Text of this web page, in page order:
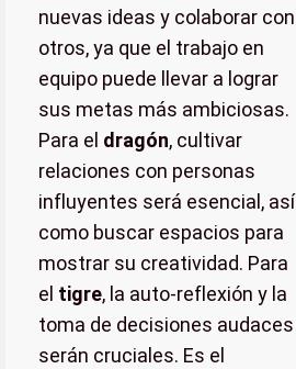
nuevas ideas y colaborar con
otros, ya que el trabajo en
equipo puede llevar a lograr
sus metas más ambiciosas.
Para el dragón, cultivar
relaciones con personas
influyentes será esencial, así
como buscar espacios para
mostrar su creatividad. Para
el tigre, la auto-reflexión y la
toma de decisiones audaces
serán cruciales. Es el